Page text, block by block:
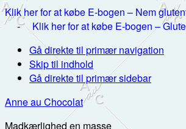
Klik her for at købe E-bogen – Nem
- Klik her for at købe E-bogen –
Gå direkte til primær navigation
Skip til indhold
Gå direkte til primær sidebar
Anne au Chocolat
Madkærlighed en masse